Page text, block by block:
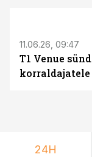
11.06.26, 09:47
T1 Venue
24H